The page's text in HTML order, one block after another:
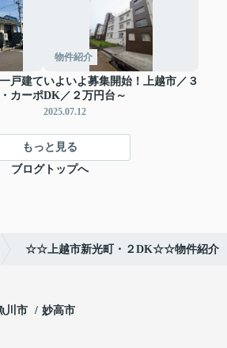
戸建て
カーポ
物件紹介
いよいよ募集開始！上越市／３
DK／２万円台～
2025.07.12
もっと見る
ブログトップへ
☆☆上越市新光町・２DK☆☆物件紹介
川市 妙高市